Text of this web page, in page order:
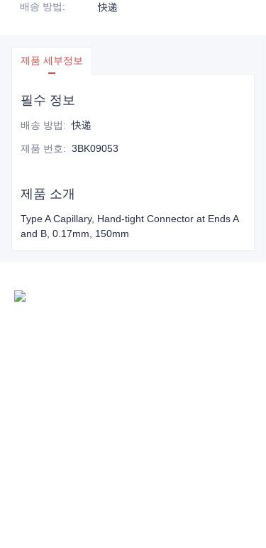
배송 방법: 快递
제품 세부정보
필수 정보
배송 방법: 快递
제품 번호: 3BK09053
제품 소개
Type A Capillary, Hand-tight Connector at Ends A
and B, 0.17mm, 150mm